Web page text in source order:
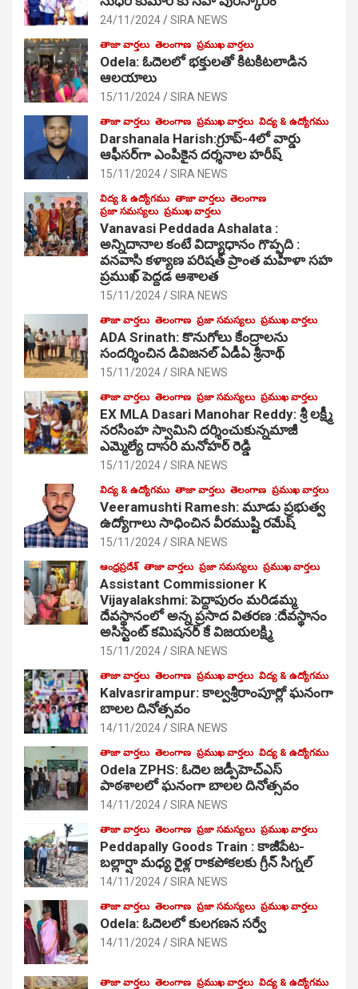
24/11/2024 SIRA NEWS
తాజా వార్తలు తెలంగాణ ప్రముఖ వార్తలు
Odela: ఓదెల‌లో భక్తులతో కిటకిటలాడిన
ఆల‌యాలు
15/11/2024 SIRA NEWS
తాజా వార్తలు తెలంగాణ ప్రముఖ వార్తలు విద్య & ఉద్యోగము
Darshanala Harish:గ్రూప్-4లో వార్డు
ఆఫీసర్‌గా ఎంపికైన దర్శనాల హరీష్
15/11/2024 SIRA NEWS
విద్య & ఉద్యోగము తాజా వార్తలు తెలంగాణ
ప్రజా సమస్యలు ప్రముఖ వార్తలు
Vanavasi Peddada Ashalata :
అన్నిదానాల కంటే విద్యాధానం గొప్పది :
వనవాసి కళ్యాణ పరిషత్ ప్రాంత మహిళా సహ
ప్రముఖ్ పెద్దడ ఆశాలత
15/11/2024 SIRA NEWS
తాజా వార్తలు తెలంగాణ ప్రజా సమస్యలు ప్రముఖ వార్తలు
ADA Srinath: కొనుగోలు కేంద్రాల‌ను
సంద‌ర్శించిన డివిజనల్ ఏడీఏ శ్రీనాథ్
15/11/2024 SIRA NEWS
తాజా వార్తలు తెలంగాణ ప్రజా సమస్యలు ప్రముఖ వార్తలు
EX MLA Dasari Manohar Reddy: శ్రీ లక్ష్మీ
నరసింహ స్వామిని దర్శించుకున్నమాజీ
ఎమ్మెల్యే దాసరి మనోహర్ రెడ్డి
15/11/2024 SIRA NEWS
విద్య & ఉద్యోగము తాజా వార్తలు తెలంగాణ ప్రముఖ వార్తలు
Veeramushti Ramesh: మూడు ప్రభుత్వ
ఉద్యోగాలు సాధించిన వీరముష్టి రమేష్
15/11/2024 SIRA NEWS
ఆంధ్రప్రదేశ్ తాజా వార్తలు ప్రజా సమస్యలు ప్రముఖ వార్తలు
Assistant Commissioner K
Vijayalakshmi: పెద్దాపురం మరిడమ్మ
దేవస్థానంలో అన్న ప్రసాద వితరణ :దేవస్థానం
అసిస్టెంట్ కమిషనర్ కే విజయలక్ష్మి
15/11/2024 SIRA NEWS
తాజా వార్తలు తెలంగాణ ప్రముఖ వార్తలు విద్య & ఉద్యోగము
Kalvasrirampur: కాల్వశ్రీరాంపూర్లో ఘనంగా
బాలల దినోత్సవం
14/11/2024 SIRA NEWS
తాజా వార్తలు తెలంగాణ ప్రముఖ వార్తలు విద్య & ఉద్యోగము
Odela ZPHS: ఓదెల జ‌డ్పీహెచ్ఎస్
పాఠ‌శాల‌లో ఘనంగా బాలల దినోత్సవం
14/11/2024 SIRA NEWS
తాజా వార్తలు తెలంగాణ ప్రజా సమస్యలు ప్రముఖ వార్తలు
Peddapally Goods Train : కాజీపేట-
బల్లార్షా మధ్య రైళ్ల రాకపోకలకు గ్రీన్ సిగ్నల్
14/11/2024 SIRA NEWS
తాజా వార్తలు తెలంగాణ ప్రజా సమస్యలు ప్రముఖ వార్తలు
Odela: ఓదెలలో కులగణన సర్వే
14/11/2024 SIRA NEWS
తాజా వార్తలు తెలంగాణ ప్రముఖ వార్తలు విద్య & ఉద్యోగము